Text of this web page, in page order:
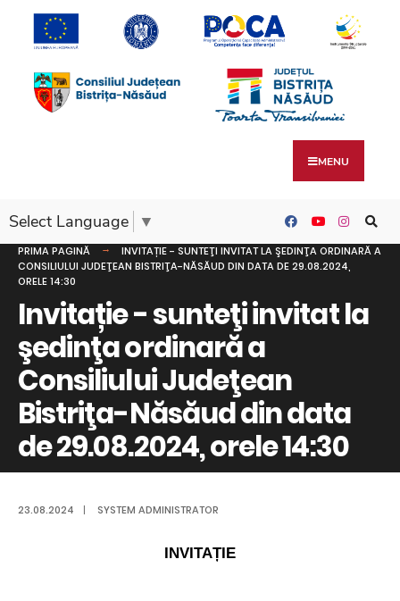
MENU
Select Language ▼
PRIMA PAGINĂ
INVITAȚIE - SUNTEŢI INVITAT LA ŞEDINŢA ORDINARĂ A
CONSILIULUI JUDEŢEAN BISTRIŢA-NĂSĂUD DIN DATA DE 29.08.2024,
ORELE 14:30
Invitație - sunteţi invitat la
şedinţa ordinară a
Consiliului Judeţean
Bistriţa-Năsăud din data
de 29.08.2024, orele 14:30
23.08.2024 | SYSTEM ADMINISTRATOR
INVITAȚIE